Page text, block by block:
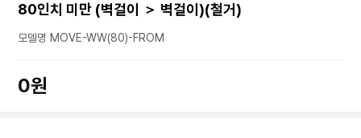
80인치 미만 (벽걸이 ＞ 벽걸이)(철거)
모델명 MOVE-WW(80)-FROM
0원